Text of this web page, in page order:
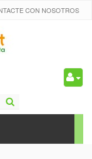
CON NOSOTROS